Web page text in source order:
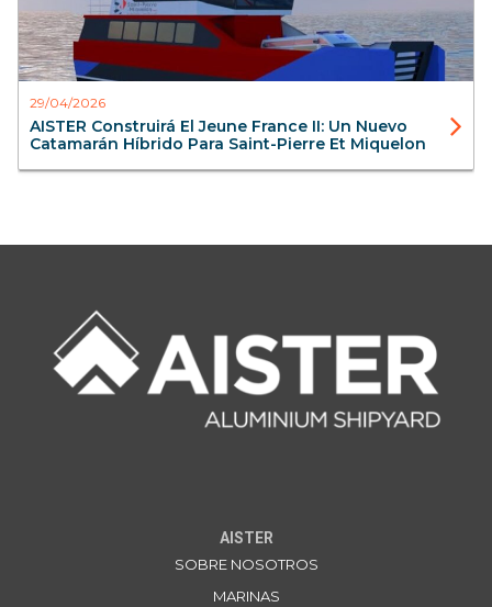
29/04/2026
AISTER Construirá El Jeune France II: Un Nuevo
Catamarán Híbrido Para Saint-Pierre Et Miquelon
AISTER
SOBRE NOSOTROS
MARINAS